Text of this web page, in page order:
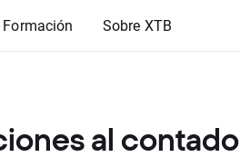
Formación Sobre XTB
al contado